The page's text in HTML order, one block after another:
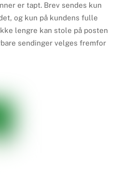
er tapt. Brev sendes kun
og kun på kundens fulle
lengre kan stole på posten
sendinger velges fremfor